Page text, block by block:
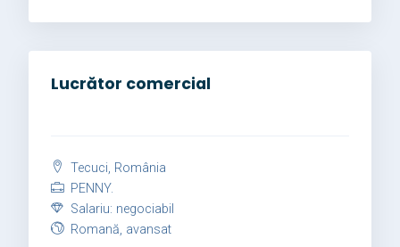
Lucrător comercial
Tecuci, România
PENNY.
Salariu: negociabil
Romană, avansat